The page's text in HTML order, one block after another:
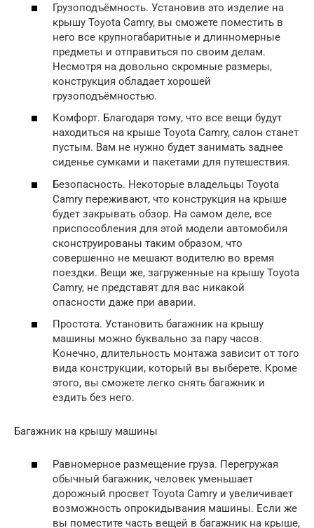
Грузоподъёмность. Установив это изделие на
крышу Toyota Camry, вы сможете поместить в
него все крупногабаритные и длинномерные
предметы и отправиться по своим делам.
Несмотря на довольно скромные размеры,
конструкция обладает хорошей
грузоподъёмностью.
Комфорт. Благодаря тому, что все вещи будут
находиться на крыше Toyota Camry, салон станет
пустым. Вам не нужно будет занимать заднее
сиденье сумками и пакетами для путешествия.
Безопасность. Некоторые владельцы Toyota
Camry переживают, что конструкция на крыше
будет закрывать обзор. На самом деле, все
приспособления для этой модели автомобиля
сконструированы таким образом, что
совершенно не мешают водителю во время
поездки. Вещи же, загруженные на крышу Toyota
Camry, не представят для вас никакой
опасности даже при аварии.
Простота. Установить багажник на крышу
машины можно буквально за пару часов.
Конечно, длительность монтажа зависит от того
вида конструкции, который вы выберете. Кроме
этого, вы сможете легко снять багажник и
ездить без него.
Багажник на крышу машины
Равномерное размещение груза. Перегружая
обычный багажник, человек уменьшает
дорожный просвет Toyota Camry и увеличивает
возможность опрокидывания машины. Если же
вы поместите часть вещей в багажник на крыше,